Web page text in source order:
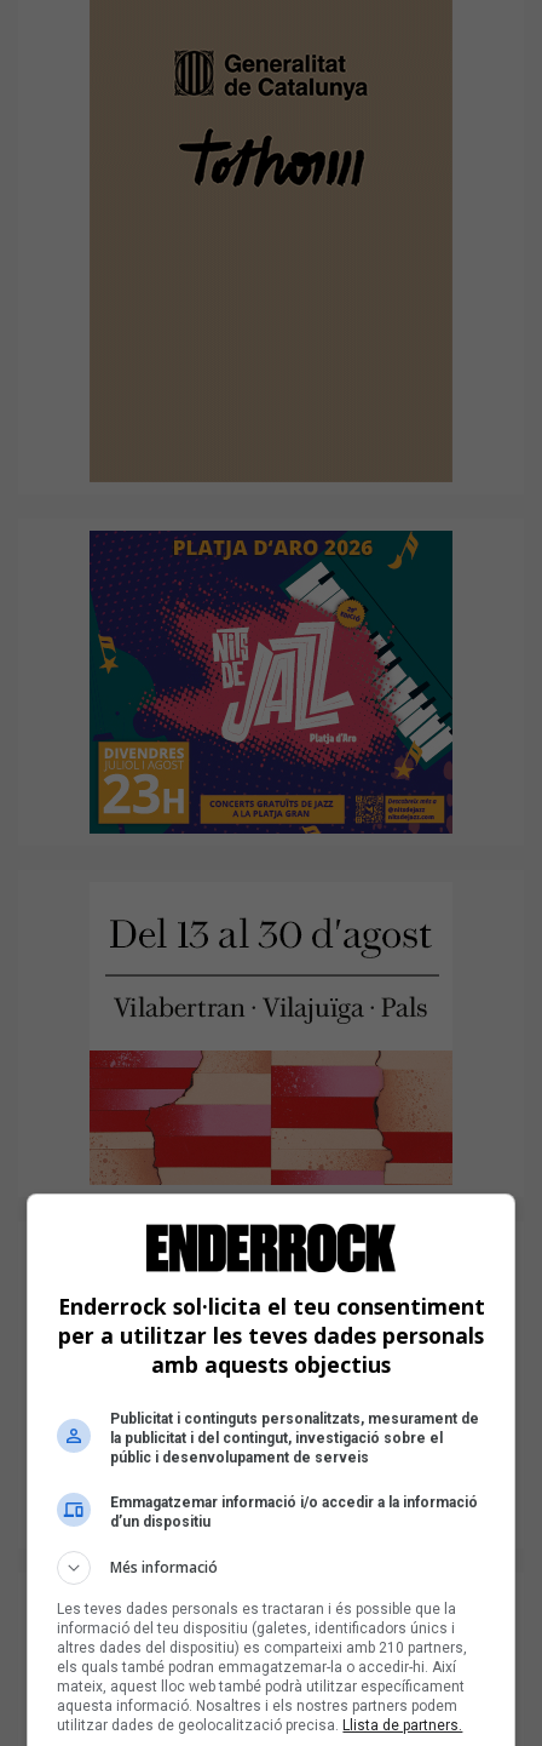
Enderrock sol·licita el teu consentiment
per a utilitzar les teves dades personals
amb aquests objectius
Publicitat i continguts personalitzats, mesurament de
la publicitat i del contingut, investigació sobre el
públic i desenvolupament de serveis
Emmagatzemar informació i/o accedir a la informació
d’un dispositiu
Més informació
Les teves dades personals es tractaran i és possible que la
informació del teu dispositiu (galetes, identificadors únics i
altres dades del dispositiu) es comparteixi amb 210 partners,
els quals també podran emmagatzemar-la o accedir-hi. Així
mateix, aquest lloc web també podrà utilitzar específicament
aquesta informació. Nosaltres i els nostres partners podem
utilitzar dades de geolocalització precisa. Llista de partners.